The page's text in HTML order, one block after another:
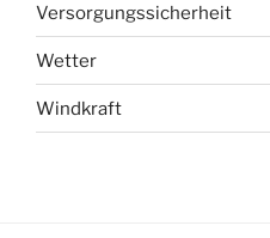
Versorgungssicherheit
Wetter
Windkraft